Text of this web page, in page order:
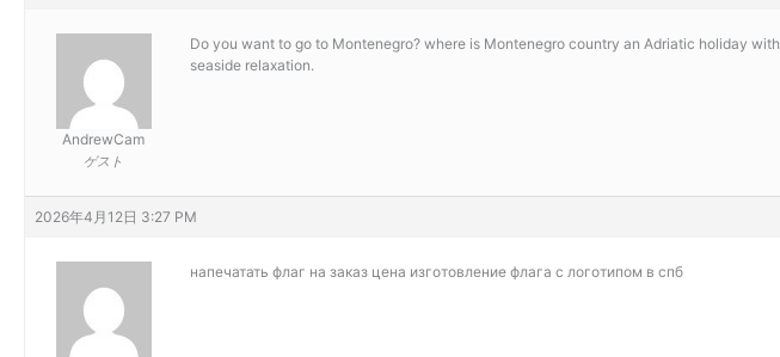
AndrewCam
ゲスト
Do you want to go to Montenegro? where is Montenegro country an Adriatic holiday
seaside relaxation.
2026年4月12日 3:27 PM
напечатать флаг на заказ цена изготовление флага с логотипом в спб